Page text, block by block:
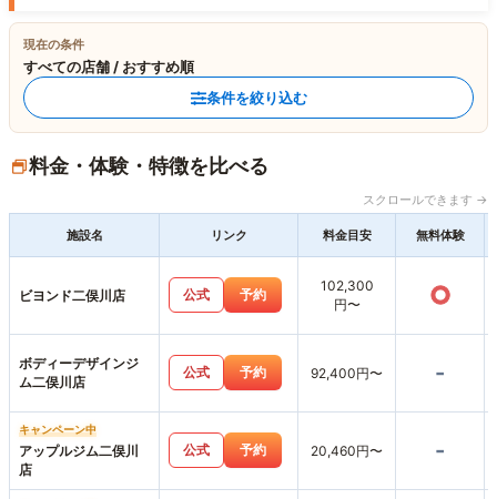
現在の条件
すべての店舗 / おすすめ順
条件を絞り込む
料金・体験・特徴を比べる
スクロールできます →
施設名 リンク 料金目安 無料体験
ビヨンド二俣川店 公式 予約
102,300
円〜
○
ボディーデザインジ
ム二俣川店
公式 予約 92,400円〜 -
キャンペーン中
アップルジム二俣川
店
公式 予約 20,460円〜 -